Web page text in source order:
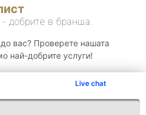
Live chat
добрите в бранша.
вас? Проверете нашата
най-добрите услуги!